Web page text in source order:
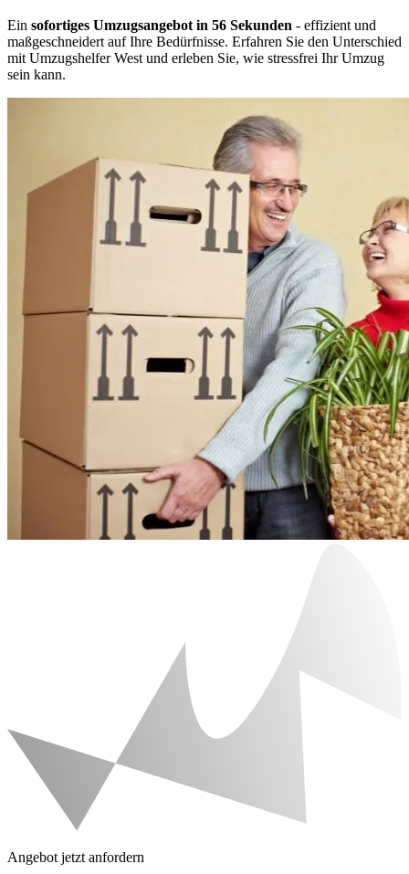
Ein sofortiges Umzugsangebot in 56 Sekunden - effizient und
maßgeschneidert auf Ihre Bedürfnisse. Erfahren Sie den Unterschied
mit Umzugshelfer West und erleben Sie, wie stressfrei Ihr Umzug
sein kann.
Angebot jetzt anfordern